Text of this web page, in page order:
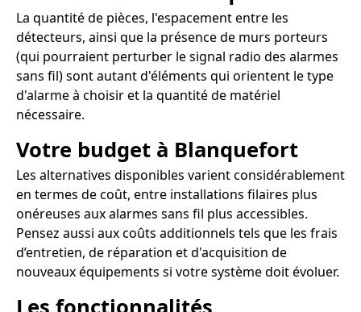
La quantité de pièces, l'espacement entre les
détecteurs, ainsi que la présence de murs porteurs
(qui pourraient perturber le signal radio des alarmes
sans fil) sont autant d'éléments qui orientent le type
d'alarme à choisir et la quantité de matériel
nécessaire.
Votre budget à Blanquefort
Les alternatives disponibles varient considérablement
en termes de coût, entre installations filaires plus
onéreuses aux alarmes sans fil plus accessibles.
Pensez aussi aux coûts additionnels tels que les frais
d’entretien, de réparation et d'acquisition de
nouveaux équipements si votre système doit évoluer.